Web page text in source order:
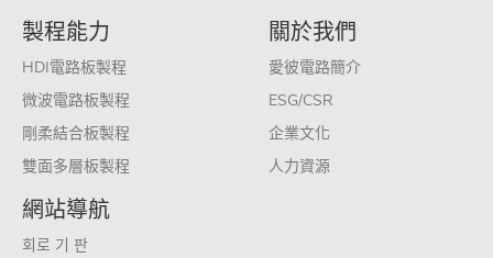
製程能力
HDI電路板製程
微波電路板製程
剛柔結合板製程
雙面多層板製程
關於我們
愛彼電路簡介
ESG/CSR
企業文化
人力資源
網站導航
회로 기 판